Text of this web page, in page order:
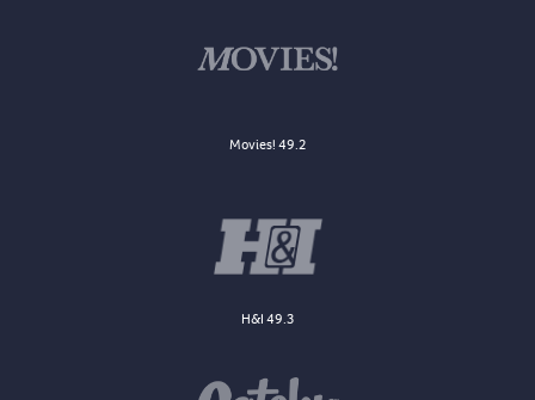
Movies! 49.2
H&I 49.3